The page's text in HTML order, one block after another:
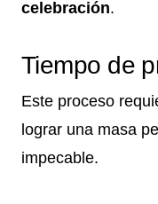
celebración.
Tiempo de
Este proceso
lograr una masa
impecable.